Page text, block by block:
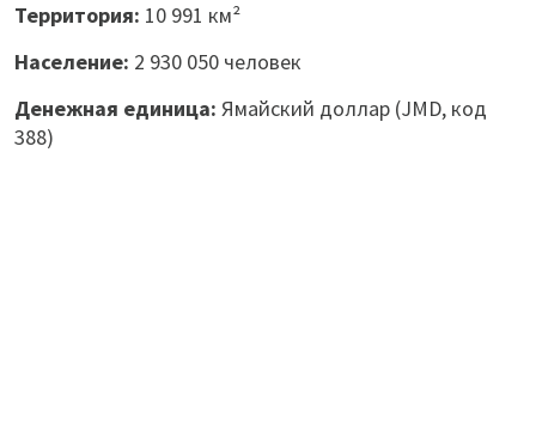
Территория: 10 991 км²
Население: 2 930 050 человек
Денежная единица: Ямайский доллар (JMD, код
388)